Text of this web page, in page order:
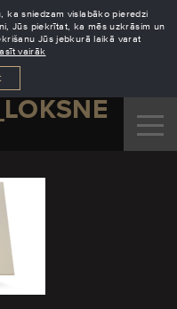
ka sniedzam vislabāko pieredzi
Jūs piekrītat, ka mēs uzkrāsim un
Jūs jebkurā laikā varat
vairāk